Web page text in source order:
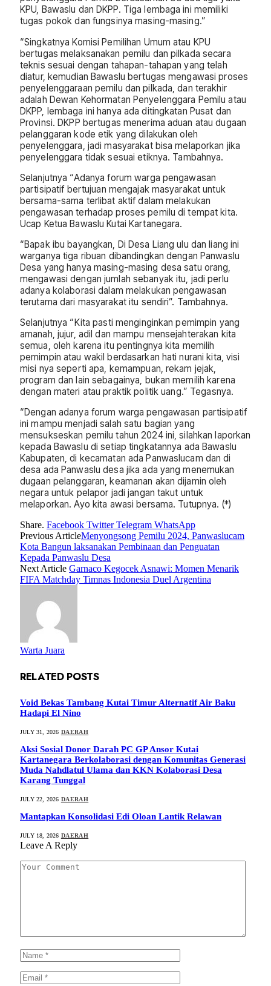
KPU, Bawaslu dan DKPP. Tiga lembaga ini memiliki
tugas pokok dan fungsinya masing-masing.”
“Singkatnya Komisi Pemilihan Umum atau KPU
bertugas melaksanakan pemilu dan pilkada secara
teknis sesuai dengan tahapan-tahapan yang telah
diatur, kemudian Bawaslu bertugas mengawasi proses
penyelenggaraan pemilu dan pilkada, dan terakhir
adalah Dewan Kehormatan Penyelenggara Pemilu atau
DKPP, lembaga ini hanya ada ditingkatan Pusat dan
Provinsi. DKPP bertugas menerima aduan atau dugaan
pelanggaran kode etik yang dilakukan oleh
penyelenggara, jadi masyarakat bisa melaporkan jika
penyelenggara tidak sesuai etiknya. Tambahnya.
Selanjutnya “Adanya forum warga pengawasan
partisipatif bertujuan mengajak masyarakat untuk
bersama-sama terlibat aktif dalam melakukan
pengawasan terhadap proses pemilu di tempat kita.
Ucap Ketua Bawaslu Kutai Kartanegara.
“Bapak ibu bayangkan, Di Desa Liang ulu dan liang ini
warganya tiga ribuan dibandingkan dengan Panwaslu
Desa yang hanya masing-masing desa satu orang,
mengawasi dengan jumlah sebanyak itu, jadi perlu
adanya kolaborasi dalam melakukan pengawasan
terutama dari masyarakat itu sendiri”. Tambahnya.
Selanjutnya “Kita pasti menginginkan pemimpin yang
amanah, jujur, adil dan mampu mensejahterakan kita
semua, oleh karena itu pentingnya kita memilih
pemimpin atau wakil berdasarkan hati nurani kita, visi
misi nya seperti apa, kemampuan, rekam jejak,
program dan lain sebagainya, bukan memilih karena
dengan materi atau praktik politik uang.” Tegasnya.
“Dengan adanya forum warga pengawasan partisipatif
ini mampu menjadi salah satu bagian yang
mensukseskan pemilu tahun 2024 ini, silahkan laporkan
kepada Bawaslu di setiap tingkatannya ada Bawaslu
Kabupaten, di kecamatan ada Panwaslucam dan di
desa ada Panwaslu desa jika ada yang menemukan
dugaan pelanggaran, keamanan akan dijamin oleh
negara untuk pelapor jadi jangan takut untuk
melaporkan. Ayo kita awasi bersama. Tutupnya. (*)
Share. Facebook Twitter Telegram WhatsApp
Previous ArticleMenyongsong Pemilu 2024, Panwaslucam
Kota Bangun laksanakan Pembinaan dan Penguatan
Kepada Panwaslu Desa
Next Article Garnaco Kegocek Asnawi: Momen Menarik
FIFA Matchday Timnas Indonesia Duel Argentina
Warta Juara
RELATED POSTS
Void Bekas Tambang Kutai Timur Alternatif Air Baku
Hadapi El Nino
JULY 31, 2026 DAERAH
Aksi Sosial Donor Darah PC GP Ansor Kutai
Kartanegara Berkolaborasi dengan Komunitas Generasi
Muda Nahdlatul Ulama dan KKN Kolaborasi Desa
Karang Tunggal
JULY 22, 2026 DAERAH
Mantapkan Konsolidasi Edi Oloan Lantik Relawan
JULY 18, 2026 DAERAH
Leave A Reply